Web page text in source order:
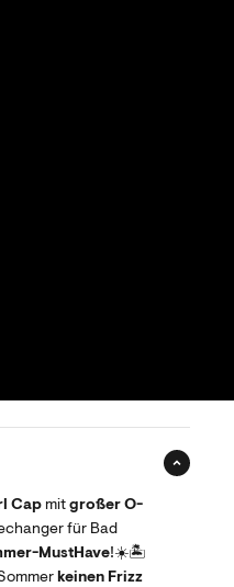
Cap mit großer O-
für Bad
MustHave!☀️🏝️
keinen Frizz